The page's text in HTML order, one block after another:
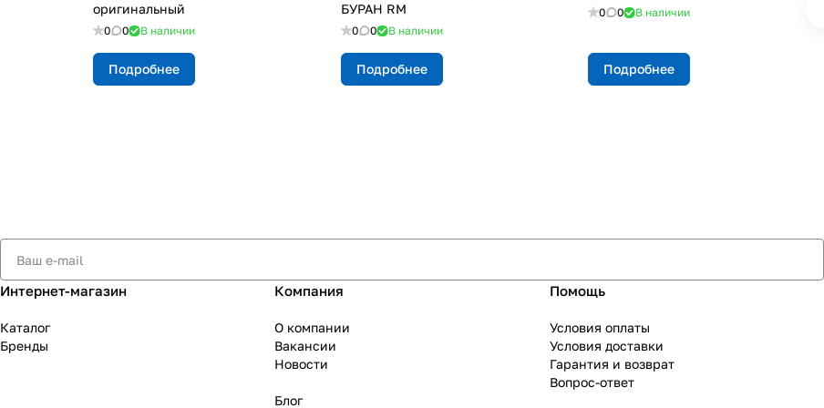
оригинальный
0 0 В наличии
Подробнее
БУРАН RM
0 0 В наличии
Подробнее
0 0 В наличии
Подробнее
Интернет-магазин
Каталог
Бренды
Компания
О компании
Вакансии
Новости
Блог
Помощь
Условия оплаты
Условия доставки
Гарантия и возврат
Вопрос-ответ